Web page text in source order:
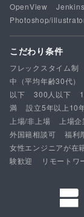
OpenView
Jenkins
Photoshop/
こだわり条件
フレックスタイム制
中（平均年齢30代）
以下
300人以下
満
設立5年以上10
上場/非上場
上場企
外国籍相談可
福利
女性エンジニアが在
験歓迎
リモートワ